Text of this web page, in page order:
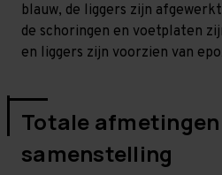
blauw, de liggers zijn
de schoringen en voetplaten
en liggers zijn voorzien van
Totale afmetingen
samenstelling